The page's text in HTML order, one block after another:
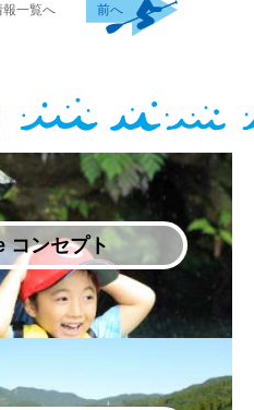
報一覧へ 前へ
コンセプト